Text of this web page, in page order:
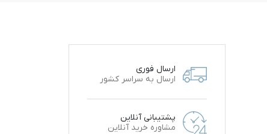
ارسال فوری
ارسال به سراسر کشور
پشتیبانی آنلاین
مشاوره خرید آنلاین